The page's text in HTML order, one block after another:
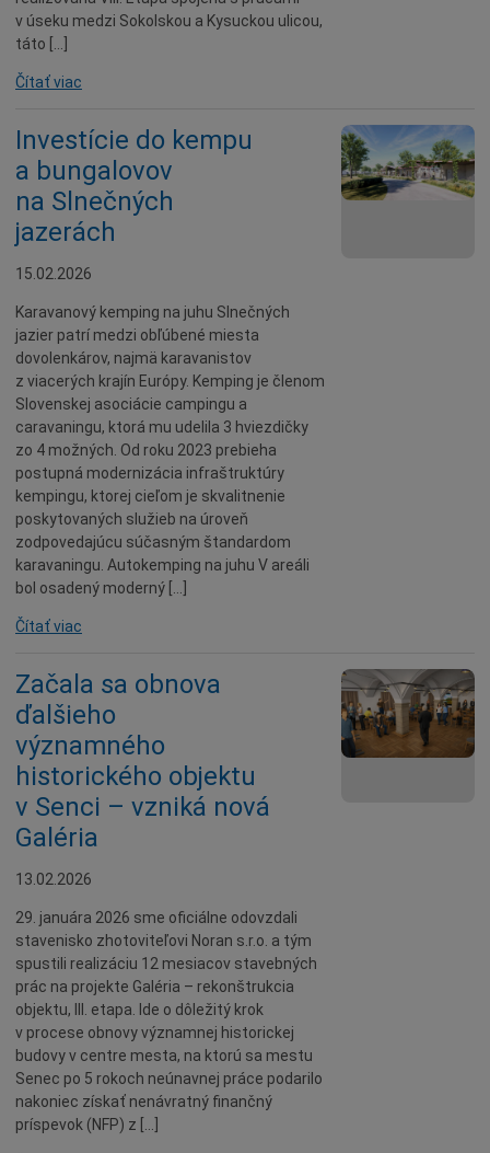
v úseku medzi Sokolskou a Kysuckou ulicou,
táto […]
Čítať viac
Investície do kempu
a bungalovov
na Slnečných
jazerách
15.02.2026
Karavanový kemping na juhu Slnečných
jazier patrí medzi obľúbené miesta
dovolenkárov, najmä karavanistov
z viacerých krajín Európy. Kemping je členom
Slovenskej asociácie campingu a
caravaningu, ktorá mu udelila 3 hviezdičky
zo 4 možných. Od roku 2023 prebieha
postupná modernizácia infraštruktúry
kempingu, ktorej cieľom je skvalitnenie
poskytovaných služieb na úroveň
zodpovedajúcu súčasným štandardom
karavaningu. Autokemping na juhu V areáli
bol osadený moderný […]
Čítať viac
Začala sa obnova
ďalšieho
významného
historického objektu
v Senci – vzniká nová
Galéria
13.02.2026
29. januára 2026 sme oficiálne odovzdali
stavenisko zhotoviteľovi Noran s.r.o. a tým
spustili realizáciu 12 mesiacov stavebných
prác na projekte Galéria – rekonštrukcia
objektu, III. etapa. Ide o dôležitý krok
v procese obnovy významnej historickej
budovy v centre mesta, na ktorú sa mestu
Senec po 5 rokoch neúnavnej práce podarilo
nakoniec získať nenávratný finančný
príspevok (NFP) z […]